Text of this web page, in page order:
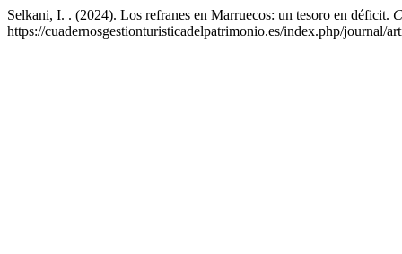
Selkani, I. . (2024). Los refranes en Marruecos: un tesoro en déficit.
https://cuadernosgestionturisticadelpatrimonio.es/index.php/journal/